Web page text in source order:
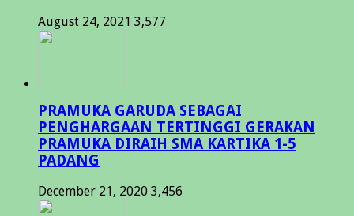
August 24, 2021 3,577
PRAMUKA GARUDA SEBAGAI
PENGHARGAAN TERTINGGI GERAKAN
PRAMUKA DIRAIH SMA KARTIKA 1-5
PADANG
December 21, 2020 3,456